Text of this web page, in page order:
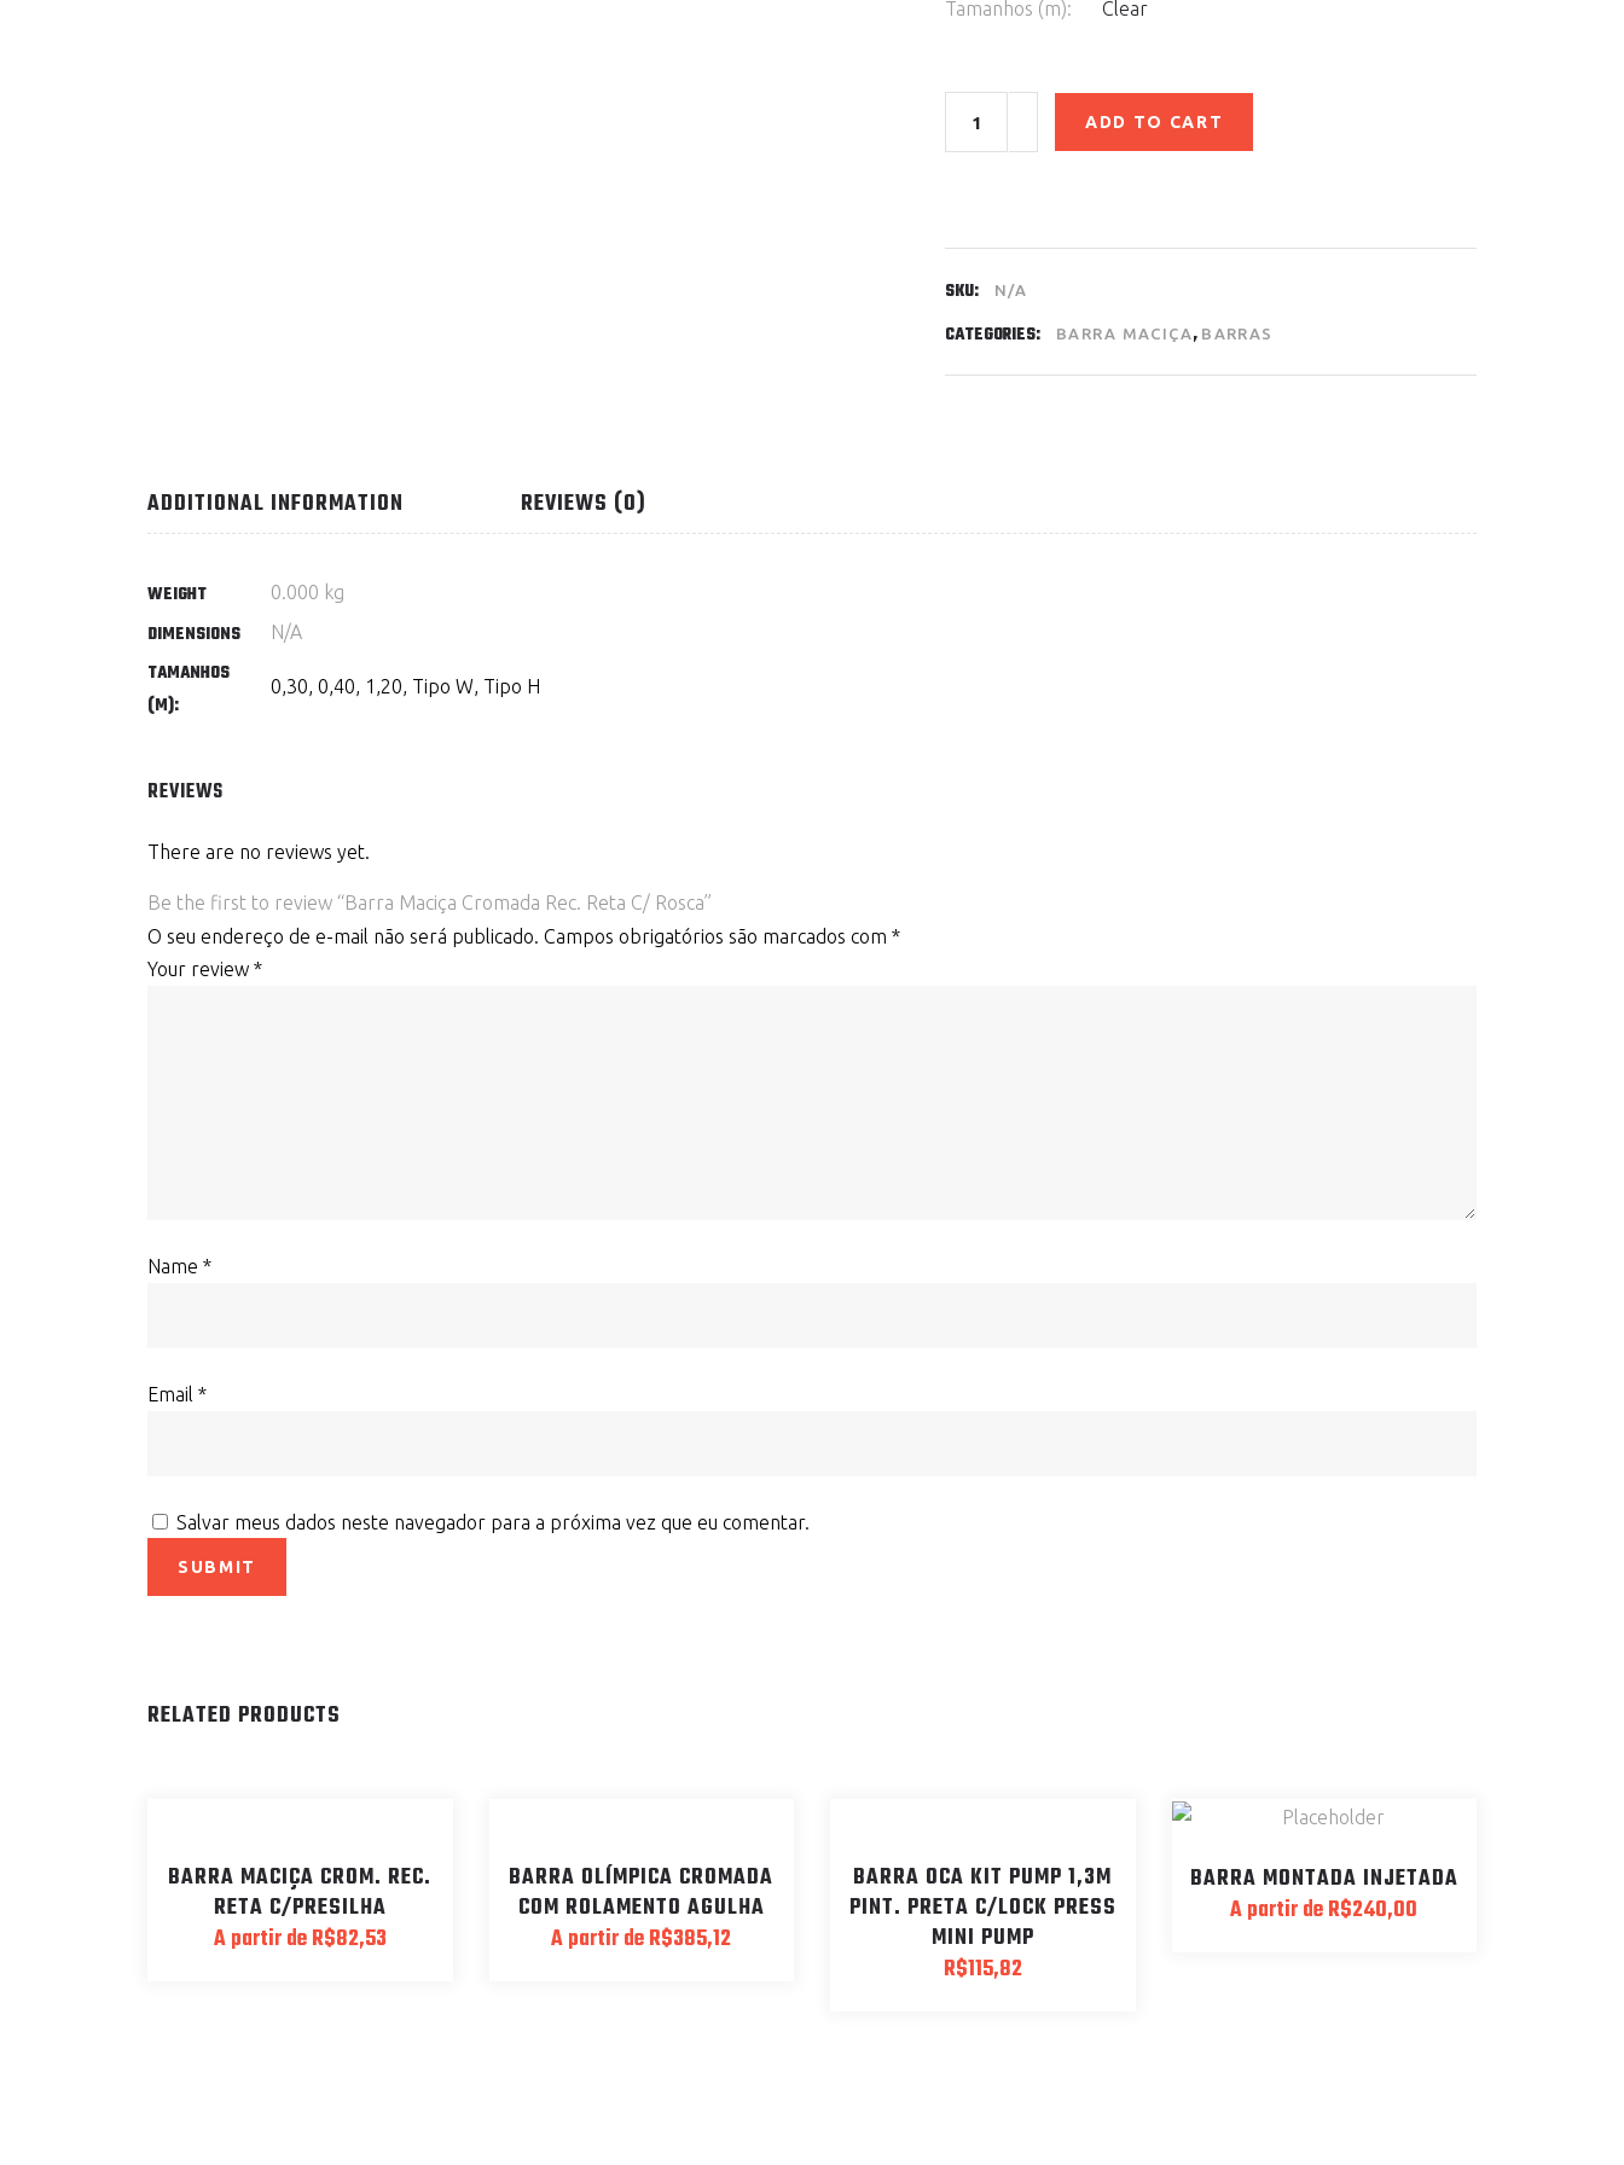
Tamanhos (m): Clear
ADD TO CART
SKU: N/A
CATEGORIES: BARRA MACIÇA, BARRAS
ADDITIONAL INFORMATION REVIEWS (0)
WEIGHT 0.000 kg
DIMENSIONS N/A
TAMANHOS
(M):
0,30, 0,40, 1,20, Tipo W, Tipo H
REVIEWS
There are no reviews yet.
Be the first to review “Barra Maciça Cromada Rec. Reta C/ Rosca”
O seu endereço de e-mail não será publicado. Campos obrigatórios são marcados com *
Your review *
Name *
Email *
Salvar meus dados neste navegador para a próxima vez que eu comentar.
RELATED PRODUCTS
BARRA MACIÇA CROM. REC.
RETA C/PRESILHA
A partir deR$82,53
BARRA OLÍMPICA CROMADA
COM ROLAMENTO AGULHA
A partir deR$385,12
BARRA OCA KIT PUMP 1,3M
PINT. PRETA C/LOCK PRESS
MINI PUMP
R$115,82
BARRA MONTADA INJETADA
A partir deR$240,00